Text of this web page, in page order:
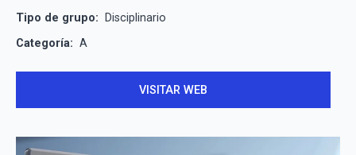
Tipo de grupo:
Disciplinario
Categoría: A
VISITAR WEB